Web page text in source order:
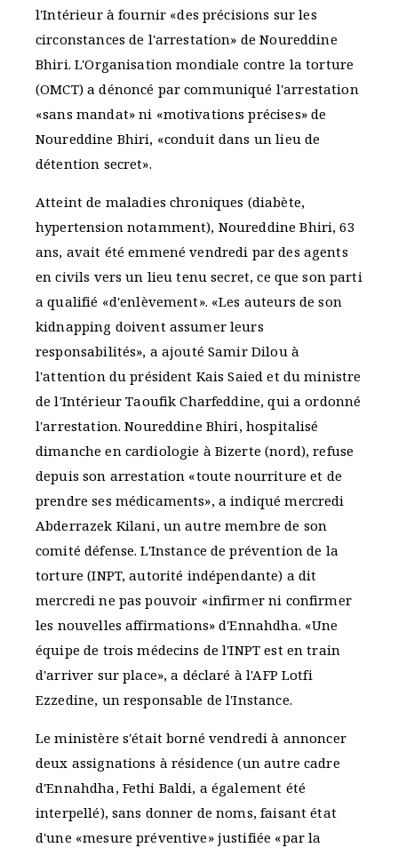
l'Intérieur à fournir «des précisions sur les
circonstances de l'arrestation» de Noureddine
Bhiri. L'Organisation mondiale contre la torture
(OMCT) a dénoncé par communiqué l'arrestation
«sans mandat» ni «motivations précises» de
Noureddine Bhiri, «conduit dans un lieu de
détention secret».
Atteint de maladies chroniques (diabète,
hypertension notamment), Noureddine Bhiri, 63
ans, avait été emmené vendredi par des agents
en civils vers un lieu tenu secret, ce que son parti
a qualifié «d'enlèvement». «Les auteurs de son
kidnapping doivent assumer leurs
responsabilités», a ajouté Samir Dilou à
l'attention du président Kais Saied et du ministre
de l'Intérieur Taoufik Charfeddine, qui a ordonné
l'arrestation. Noureddine Bhiri, hospitalisé
dimanche en cardiologie à Bizerte (nord), refuse
depuis son arrestation «toute nourriture et de
prendre ses médicaments», a indiqué mercredi
Abderrazek Kilani, un autre membre de son
comité défense. L'Instance de prévention de la
torture (INPT, autorité indépendante) a dit
mercredi ne pas pouvoir «infirmer ni confirmer
les nouvelles affirmations» d'Ennahdha. «Une
équipe de trois médecins de l'INPT est en train
d'arriver sur place», a déclaré à l'AFP Lotfi
Ezzedine, un responsable de l'Instance.
Le ministère s'était borné vendredi à annoncer
deux assignations à résidence (un autre cadre
d'Ennahdha, Fethi Baldi, a également été
interpellé), sans donner de noms, faisant état
d'une «mesure préventive» justifiée «par la